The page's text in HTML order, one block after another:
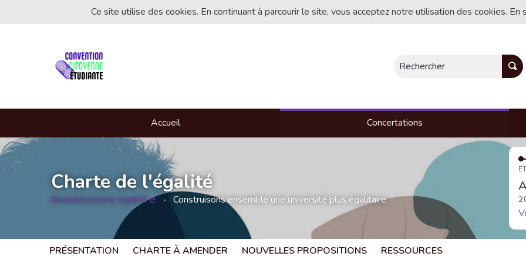
Ce site utilise des cookies. En continuant à parcourir le site, vous acceptez notre utilisation des cookies.
Rechercher
Accueil Concertations
Charte de l'égalité
#pasdesexisme égalité Construisons ensemble une université plus égalitaire
PRÉSENTATION CHARTE À AMENDER NOUVELLES PROPOSITIONS RESSOURCES